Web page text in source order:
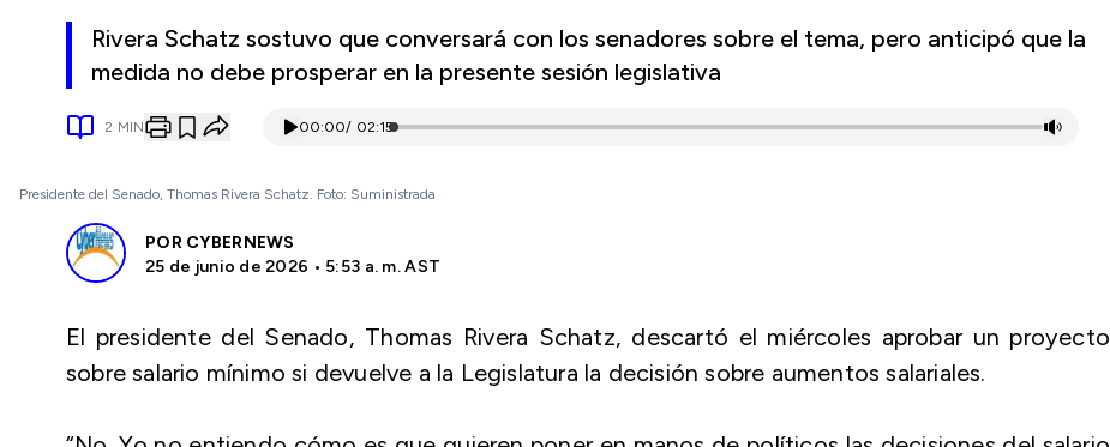
Rivera Schatz sostuvo que conversará con los senadores sobre el tema, pero anticipó que la
medida no debe prosperar en la presente sesión legislativa
2 MIN 00:00/ 02:15
Presidente del Senado, Thomas Rivera Schatz. Foto: Suministrada
POR CYBERNEWS
25 de junio de 2026 • 5:53 a. m. AST
El presidente del Senado, Thomas Rivera Schatz, descartó el miércoles aprobar un proyecto
sobre salario mínimo si devuelve a la Legislatura la decisión sobre aumentos salariales.